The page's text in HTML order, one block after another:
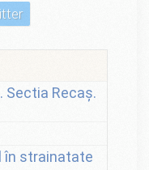
Sectia Recaș.
în strainatate